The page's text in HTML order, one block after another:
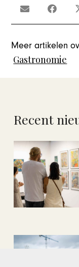
Meer artikelen
Gastronomie
Recent